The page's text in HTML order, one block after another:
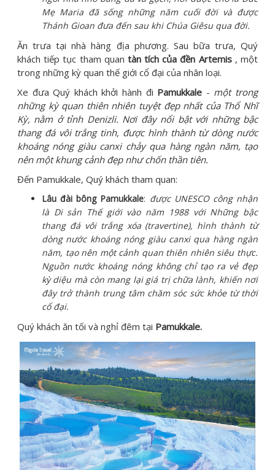
Mẹ Maria đã sống những năm cuối đời và được
Thánh Gioan đưa đến sau khi Chúa Giêsu qua đời.
Ăn trưa tại nhà hàng địa phương. Sau bữa trưa, Quý
khách tiếp tục tham quan tàn tích của đền Artemis, một
trong những kỳ quan thế giới cổ đại của nhân loại.
Xe đưa Quý khách khởi hành đi Pamukkale - một trong
những kỳ quan thiên nhiên tuyệt đẹp nhất của Thổ Nhĩ
Kỳ, nằm ở tỉnh Denizli. Nơi đây nổi bật với những bậc
thang đá vôi trắng tinh, được hình thành từ dòng nước
khoáng nóng giàu canxi chảy qua hàng ngàn năm, tạo
nên một khung cảnh đẹp như chốn thần tiên.
Đến Pamukkale, Quý khách tham quan:
Lâu đài bông Pamukkale: được UNESCO công nhận
là Di sản Thế giới vào năm 1988 với Những bậc
thang đá vôi trắng xóa (travertine), hình thành từ
dòng nước khoáng nóng giàu canxi qua hàng ngàn
năm, tạo nên một cảnh quan thiên nhiên siêu thực.
Nguồn nước khoáng nóng không chỉ tạo ra vẻ đẹp
kỳ diệu mà còn mang lại giá trị chữa lành, khiến nơi
đây trở thành trung tâm chăm sóc sức khỏe từ thời
cổ đại.
Quý khách ăn tối và nghỉ đêm tại Pamukkale.